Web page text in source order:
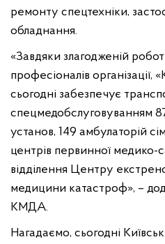
ремонту спецтехніки,
обладнання.
«Завдяки злагодженій
професіоналів організації,
сьогодні забезпечує
спецмедобслуговуванням
установ, 149 амбулаторій
центрів первинної медико-
відділення Центру
медицини катастроф», –
КМДА.
Нагадаємо, сьогодні